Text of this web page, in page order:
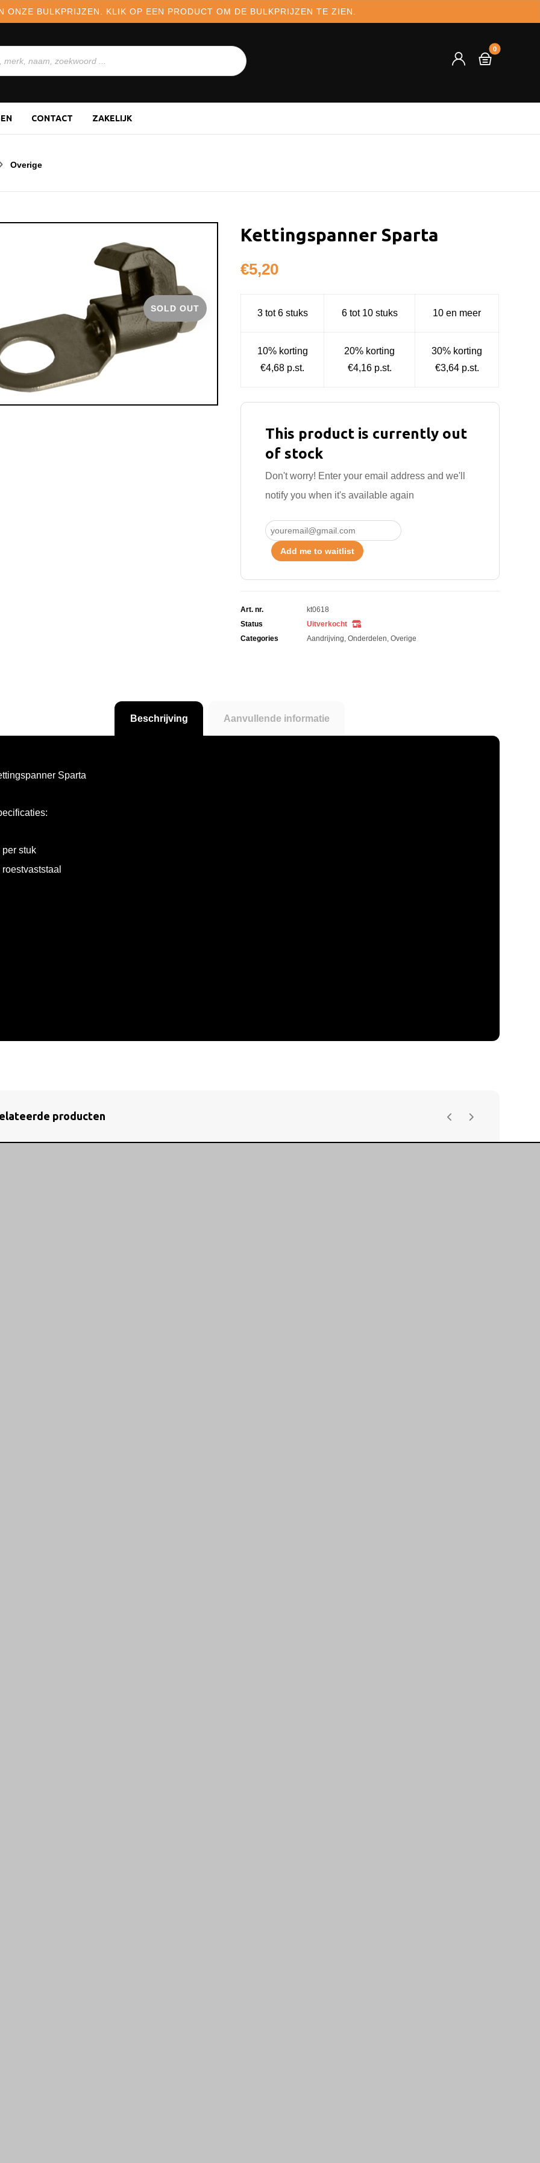
ONZE BULKPRIJZEN. KLIK OP EEN PRODUCT OM DE BULKPRIJZEN TE ZIEN.
CONTACT ZAKELIJK
Overige
SOLD OUT
Kettingspanner Sparta
€5,20
3 tot 6 stuks 6 tot 10 stuks 10 en meer
10% korting
€4,68 p.st.
20% korting
€4,16 p.st.
30% korting
€3,64 p.st.
This product is currently out
of stock
Don't worry! Enter your email address and we'll
notify you when it's available again
Add me to waitlist
Art. nr.
kt0618
Status
Uitverkocht
Categories
Aandrijving,Onderdelen,Overige
Beschrijving Aanvullende informatie
Sparta
per stuk
roestvaststaal
producten